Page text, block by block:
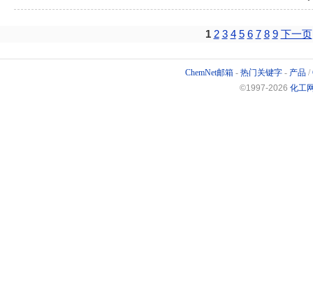
1 2 3 4 5 6 7 8 9 下一页
ChemNet邮箱 - 热门关键字 - 产品 /
©1997-2026 化工